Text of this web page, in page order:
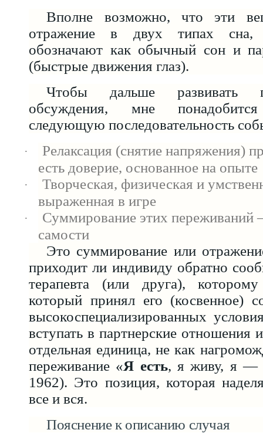
Вполне возможно, что эти
отражение в двух типах сна,
обозначают как обычный сон и
(быстрые движения глаз).
Чтобы дальше развивать
обсуждения, мне
следующую последовательность
·
Релаксация (снятие напряжения)
есть доверие, основанное на опыте
·
Творческая, физическая и
выраженная в игре
·
Суммирование этих переживаний
самости
Это суммирование или
приходит ли индивиду обратно
терапевта (или друга),
который принял его (косвенное)
высокоспециализированных
вступать в партнерские отношения
отдельная единица, не как
переживание «Я есть, я живу, я —
1962). Это позиция, которая
все и вся.
Пояснение к описанию случая